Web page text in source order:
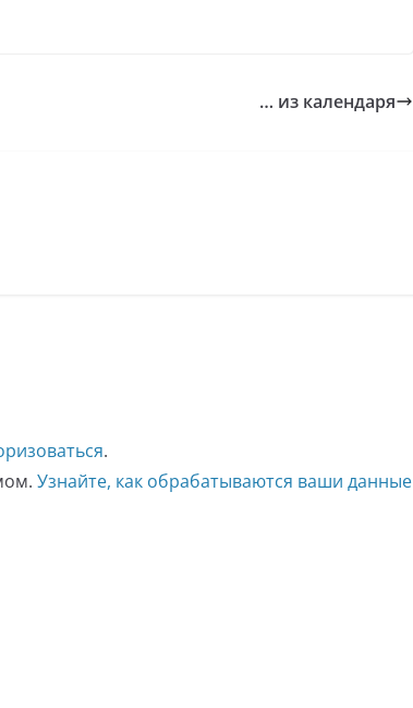
… из календаря
.
Узнайте, как обрабатываются ваши данные